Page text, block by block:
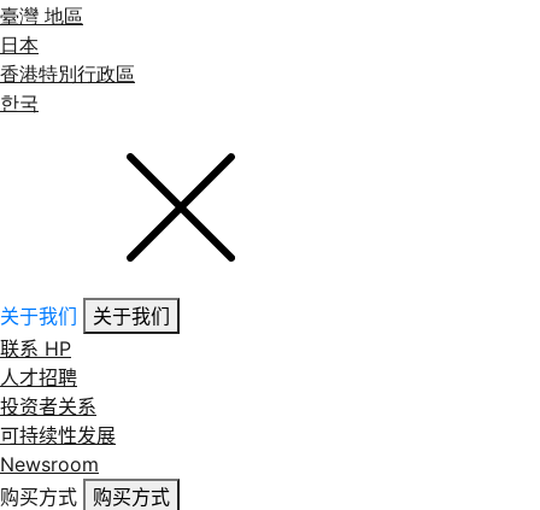
臺灣 地區
日本
香港特別行政區
한국
关于我们
关于我们
联系 HP
人才招聘
投资者关系
可持续性发展
Newsroom
购买方式
购买方式